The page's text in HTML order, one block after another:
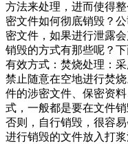
方法来处理，进而使得
密文件如何彻底销毁？
密文件，如果进行泄露
销毁的方式有那些呢？
有效方式：焚烧处理：
禁止随意在空地进行焚
件的涉密文件、保密资
式，一般都是要在文件
否则，自行销毁，很容
进行销毁的文件放入打